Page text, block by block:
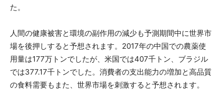
た。
人間の健康被害と環境の副作用の減少も予測期間中に世界市
場を後押しすると予想されます。2017年の中国での農薬使
用量は177万トンでしたが、米国では407千トン、ブラジル
では377.17千トンでした。消費者の支出能力の増加と高品質
の食料需要もまた、世界市場を刺激すると予想されます。